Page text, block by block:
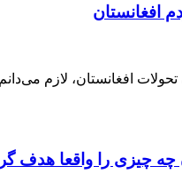
افغانستان
افغانستان، لازم
چیزی را واقعا هدف